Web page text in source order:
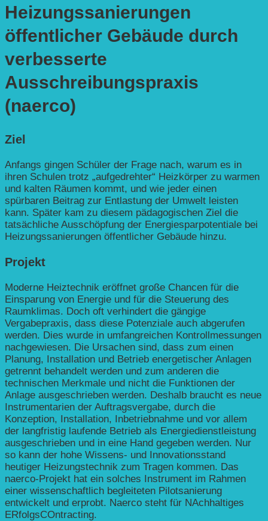
Heizungssanierungen
öffentlicher Gebäude durch
verbesserte
Ausschreibungspraxis
(naerco)
Ziel
Anfangs gingen Schüler der Frage nach, warum es in
ihren Schulen trotz „aufgedrehter“ Heizkörper zu warmen
und kalten Räumen kommt, und wie jeder einen
spürbaren Beitrag zur Entlastung der Umwelt leisten
kann. Später kam zu diesem pädagogischen Ziel die
tatsächliche Ausschöpfung der Energiesparpotentiale bei
Heizungssanierungen öffentlicher Gebäude hinzu.
Projekt
Moderne Heiztechnik eröffnet große Chancen für die
Einsparung von Energie und für die Steuerung des
Raumklimas. Doch oft verhindert die gängige
Vergabepraxis, dass diese Potenziale auch abgerufen
werden. Dies wurde in umfangreichen Kontrollmessungen
nachgewiesen. Die Ursachen sind, dass zum einen
Planung, Installation und Betrieb energetischer Anlagen
getrennt behandelt werden und zum anderen die
technischen Merkmale und nicht die Funktionen der
Anlage ausgeschrieben werden. Deshalb braucht es neue
Instrumentarien der Auftragsvergabe, durch die
Konzeption, Installation, Inbetriebnahme und vor allem
der langfristig laufende Betrieb als Energiedienstleistung
ausgeschrieben und in eine Hand gegeben werden. Nur
so kann der hohe Wissens- und Innovationsstand
heutiger Heizungstechnik zum Tragen kommen. Das
naerco-Projekt hat ein solches Instrument im Rahmen
einer wissenschaftlich begleiteten Pilotsanierung
entwickelt und erprobt. Naerco steht für NAchhaltiges
ERfolgsCOntracting.